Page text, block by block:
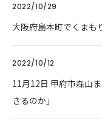
2022/10/29
大阪府島本町でくまも
2022/10/12
11月12日 甲府市森山
きるのか」